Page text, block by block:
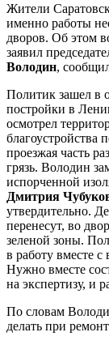
Жители
именно работы
дворов. Об этом
заявил
Володин,
Политик зашел в
постройки в
осмотрел
благоустройства
проезжая часть
грязь. Володин
испорченной
Дмитрия
утвердительно.
перенесут, во
зеленой зоны.
в работу вместе с
Нужно вместе
на экспертизу, и
По словам
делать при